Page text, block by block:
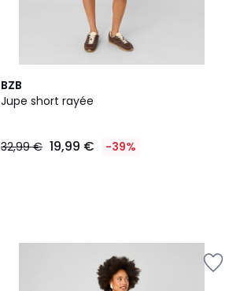
BZB
Jupe short rayée
32,99 € 19,99 € -39%